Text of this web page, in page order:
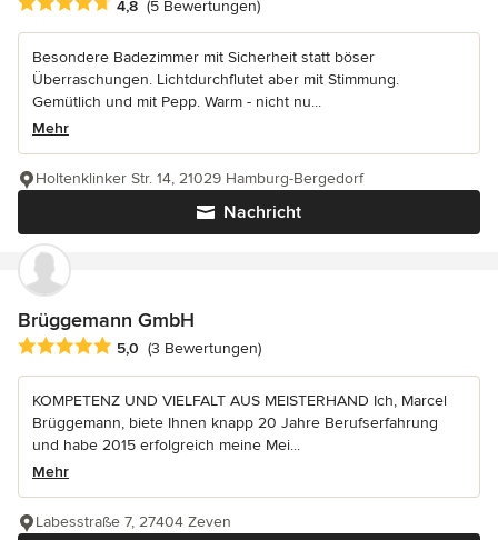
4,8 (5 Bewertungen)
Besondere Badezimmer mit Sicherheit statt böser
Überraschungen. Lichtdurchflutet aber mit Stimmung.
Gemütlich und mit Pepp. Warm - nicht nu...
Mehr
Nachricht
Holtenklinker Str. 14, 21029 Hamburg-Bergedorf
Brüggemann GmbH
Durchschnittliche Bewertung: 5 von 5 Sternen
5,0 (3 Bewertungen)
KOMPETENZ UND VIELFALT AUS MEISTERHAND Ich, Marcel
Brüggemann, biete Ihnen knapp 20 Jahre Berufserfahrung
und habe 2015 erfolgreich meine Mei...
Mehr
Labesstraße 7, 27404 Zeven